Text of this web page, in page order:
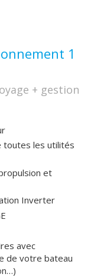
1
+ gestion
toutes les utilités
et
Inverter
avec
de votre bateau